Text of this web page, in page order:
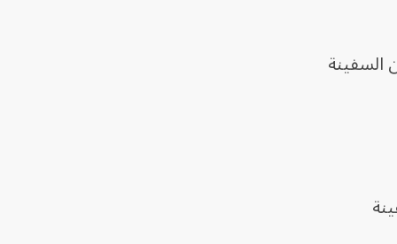
السفينة